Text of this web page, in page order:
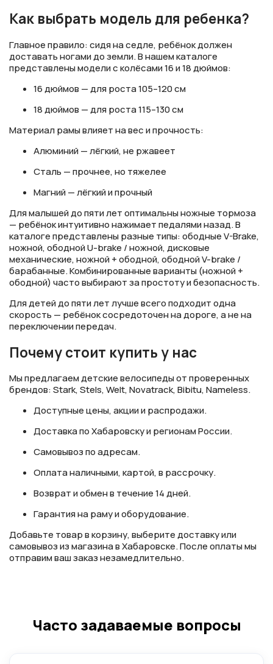
Как выбрать модель для ребенка?
Главное правило: сидя на седле, ребёнок должен
доставать ногами до земли. В нашем каталоге
представлены модели с колёсами 16 и 18 дюймов:
16 дюймов — для роста 105–120 см
18 дюймов — для роста 115–130 см
Материал рамы влияет на вес и прочность:
Алюминий — лёгкий, не ржавеет
Сталь — прочнее, но тяжелее
Магний — лёгкий и прочный
Для малышей до пяти лет оптимальны ножные тормоза
— ребёнок интуитивно нажимает педалями назад. В
каталоге представлены разные типы: ободные V-Brake,
ножной, ободной U-brake / ножной, дисковые
механические, ножной + ободной, ободной V-brake /
барабанные. Комбинированные варианты (ножной +
ободной) часто выбирают за простоту и безопасность.
Для детей до пяти лет лучше всего подходит одна
скорость — ребёнок сосредоточен на дороге, а не на
переключении передач.
Почему стоит купить у нас
Мы предлагаем детские велосипеды от проверенных
брендов: Stark, Stels, Welt, Novatrack, Bibitu, Nameless.
Доступные цены, акции и распродажи.
Доставка по Хабаровску и регионам России.
Самовывоз по адресам.
Оплата наличными, картой, в рассрочку.
Возврат и обмен в течение 14 дней.
Гарантия на раму и оборудование.
Добавьте товар в корзину, выберите доставку или
самовывоз из магазина в Хабаровске. После оплаты мы
отправим ваш заказ незамедлительно.
Часто задаваемые вопросы